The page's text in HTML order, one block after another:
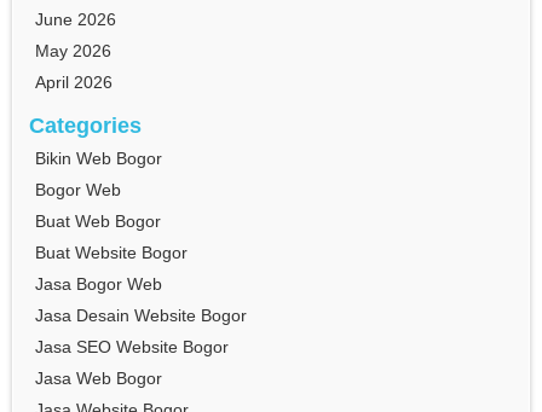
June 2026
May 2026
April 2026
Categories
Bikin Web Bogor
Bogor Web
Buat Web Bogor
Buat Website Bogor
Jasa Bogor Web
Jasa Desain Website Bogor
Jasa SEO Website Bogor
Jasa Web Bogor